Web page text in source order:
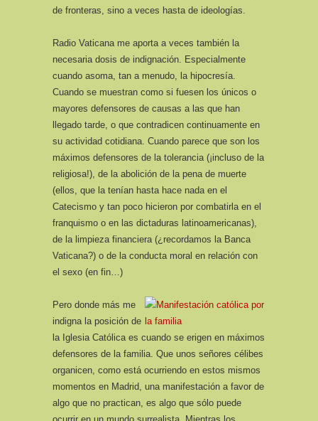
de fronteras, sino a veces hasta de ideologías.
Radio Vaticana me aporta a veces también la
necesaria dosis de indignación. Especialmente
cuando asoma, tan a menudo, la hipocresía.
Cuando se muestran como si fuesen los únicos o
mayores defensores de causas a las que han
llegado tarde, o que contradicen continuamente en
su actividad cotidiana. Cuando parece que son los
máximos defensores de la tolerancia (¡incluso de la
religiosa!), de la abolición de la pena de muerte
(ellos, que la tenían hasta hace nada en el
Catecismo y tan poco hicieron por combatirla en el
franquismo o en las dictaduras latinoamericanas),
de la limpieza financiera (¿recordamos la Banca
Vaticana?) o de la conducta moral en relación con
el sexo (en fin…)
Pero donde más me
indigna la posición de
la Iglesia Católica es cuando se erigen en máximos
defensores de la familia. Que unos señores célibes
organicen, como está ocurriendo en estos mismos
momentos en Madrid, una manifestación a favor de
algo que no practican, es algo que sólo puede